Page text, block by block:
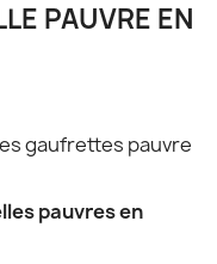
PAUVRE EN
gaufrettes pauvre
pauvres en